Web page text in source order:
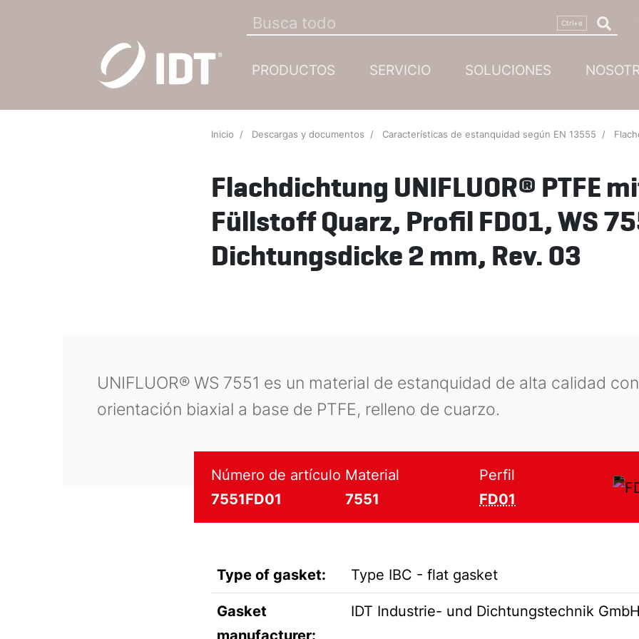
PRODUCTOS SERVICIO SOLUCIONES
Inicio Descargas y documentos Características de estanquidad según EN 13555 Flachdichtung
Flachdichtung UNIFLUOR® PTFE
Füllstoff Quarz, Profil FD01, WS
Dichtungsdicke 2 mm, Rev. 03
UNIFLUOR® WS 7551 es un material de estanquidad de alta calidad con
orientación biaxial a base de PTFE, relleno de cuarzo.
Número de artículo
7551FD01
Material
7551
Perfil
FD01
Type of gasket: Type IBC - flat gasket
Gasket
manufacturer:
IDT Industrie- und Dichtungstechnik